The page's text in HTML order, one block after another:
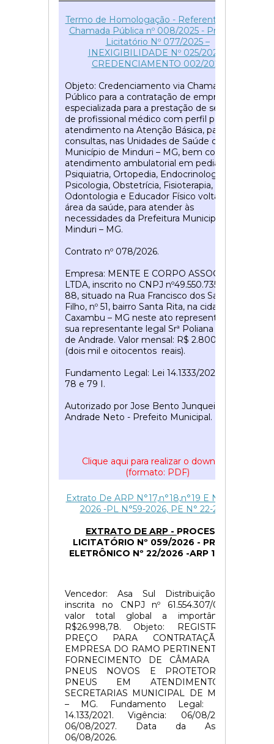
Termo de Homologação - Referente: Edital
Chamada Pública nº 008/2025 - Processo
Licitatório Nº 077/2025 –
INEXIGIBILIDADE Nº 025/2025 -
CREDENCIAMENTO 002/2025
Objeto: Credenciamento via Chamamento
Público para a contratação de empresa
especializada para a prestação de serviços
de profissional médico com perfil para
atendimento na Atenção Básica, para
consultas, nas Unidades de Saúde do
Município de Minduri – MG, bem como,
atendimento ambulatorial em pediatria,
Psiquiatria, Ortopedia, Endocrinologia,
Psicologia, Obstetrícia, Fisioterapia,
Odontologia e Educador Físico voltado para
área da saúde, para atender às
necessidades da Prefeitura Municipal de
Minduri – MG.
Contrato nº 078/2026.
Empresa: MENTE E CORPO ASSOCIADOS
LTDA, inscrito no CNPJ nº49.550.735/0001-
88, situado na Rua Francisco dos Santos
Filho, nº 51, bairro Santa Rita, na cidade de
Caxambu – MG neste ato representado por
sua representante legal Srª Poliana Oliveira
de Andrade. Valor mensal: R$ 2.800,00
(dois mil e oitocentos reais).
Fundamento Legal: Lei 14.1333/2021 art 74,
78 e 79 I.
Autorizado por Jose Bento Junqueira de
Andrade Neto - Prefeito Municipal.
Clique aqui para realizar o download
(formato: PDF)
Extrato De ARP N°17,n°18,n°19 E N°20 De
2026 -PL N°59-2026, PE N° 22-2026.
EXTRATO DE ARP - PROCESSO
LICITATÓRIO Nº 059/2026 - PREGÃO
ELETRÔNICO Nº 22/2026 -ARP 17/2026
Vencedor: Asa Sul Distribuição LTDA,
inscrita no CNPJ nº 61.554.307/0001-29,
valor total global a importância de
R$26.998,78. Objeto: REGISTRO DE
PREÇO PARA CONTRATAÇÃO DE
EMPRESA DO RAMO PERTINENTE PARA
FORNECIMENTO DE CÂMARA DE AR
PNEUS NOVOS E PROTETORES DE
PNEUS EM ATENDIMENTO AS
SECRETARIAS MUNICIPAL DE MINDURI
– MG. Fundamento Legal: Lei n°
14.133/2021. Vigência: 06/08/2026 à
06/08/2027. Data da Assinatura:
06/08/2026.